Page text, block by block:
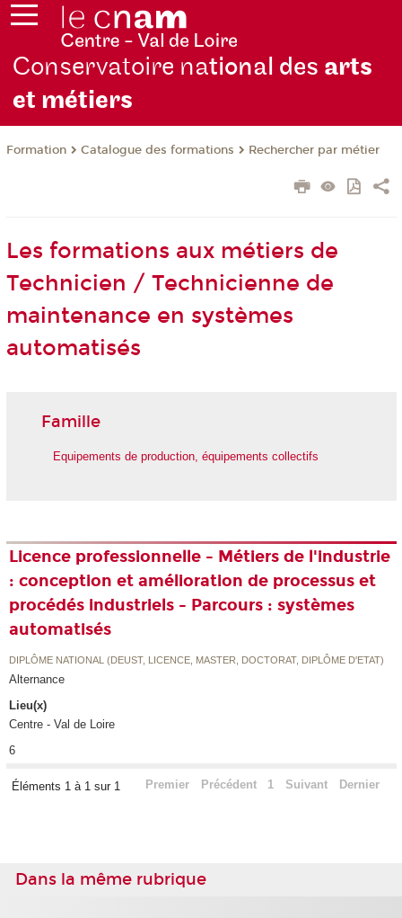
Conservatoire national des arts
et métiers
Formation Catalogue des formations Rechercher par métier
Les formations aux métiers de
Technicien / Technicienne de
maintenance en systèmes
automatisés
Famille
Equipements de production, équipements collectifs
Licence professionnelle - Métiers de l'industrie
: conception et amélioration de processus et
procédés industriels - Parcours : systèmes
automatisés
DIPLÔME NATIONAL (DEUST, LICENCE, MASTER, DOCTORAT, DIPLÔME D'ETAT)
Alternance
Lieu(x)
Centre - Val de Loire
6
Éléments 1 à 1 sur 1 Premier Précédent 1 Suivant Dernier
Dans la même rubrique